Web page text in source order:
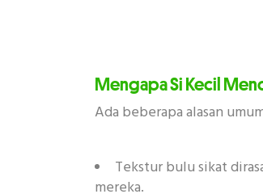
Mengapa Si Kecil
Ada beberapa alasan
Tekstur bulu sikat
mereka.